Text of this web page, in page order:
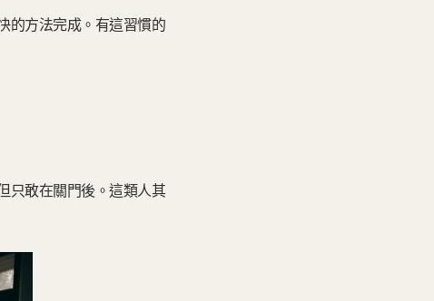
的方法完成。有這習慣的
只敢在關門後。這類人其